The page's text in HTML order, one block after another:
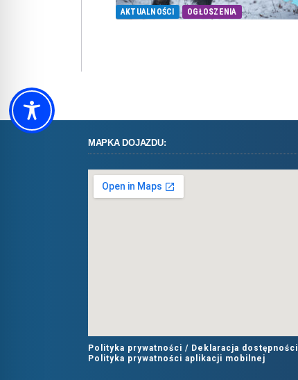
AKTUALNOŚCI OGŁOSZENIA
MAPKA DOJAZDU:
Polityka prywatności / Deklaracja dostępności
Polityka prywatności aplikacji mobilnej